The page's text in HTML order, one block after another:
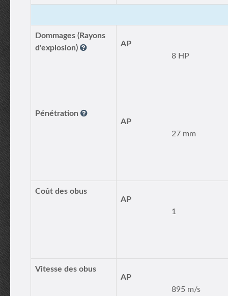
Dommages (Rayons
d'explosion)
AP
8 HP
Pénétration
AP
27 mm
Coût des obus
AP
1
Vitesse des obus
AP
895 m/s